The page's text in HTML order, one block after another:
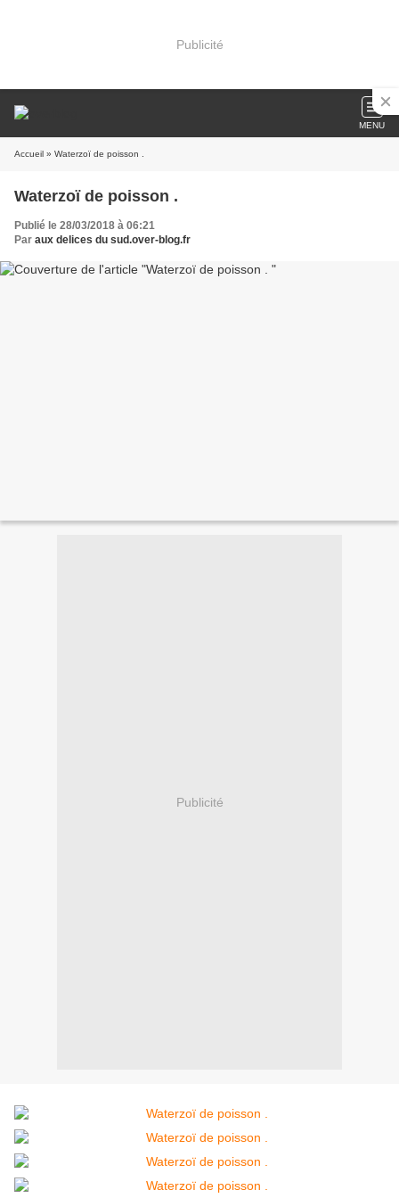
Publicité
MENU
Accueil » Waterzoï de poisson .
Waterzoï de poisson .
Publié le 28/03/2018 à 06:21
Par aux delices du sud.over-blog.fr
Publicité